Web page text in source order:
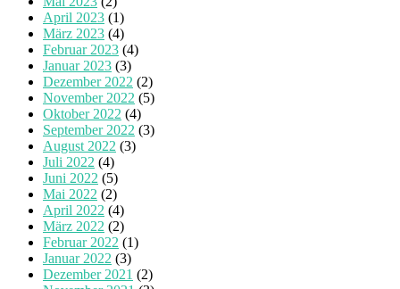
April 2023 (1)
März 2023 (4)
Februar 2023 (4)
Januar 2023 (3)
Dezember 2022 (2)
November 2022 (5)
Oktober 2022 (4)
September 2022 (3)
August 2022 (3)
Juli 2022 (4)
Juni 2022 (5)
Mai 2022 (2)
April 2022 (4)
März 2022 (2)
Februar 2022 (1)
Januar 2022 (3)
Dezember 2021 (2)